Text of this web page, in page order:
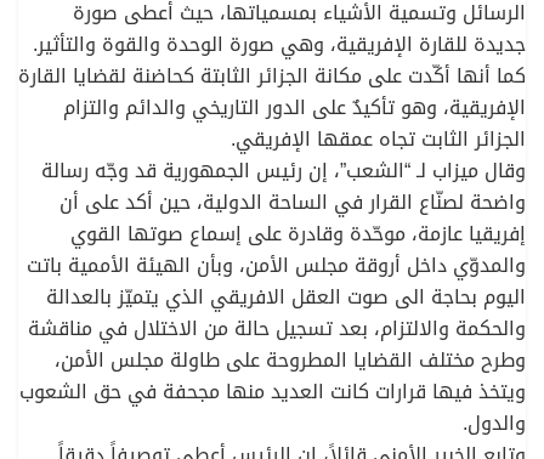
الرسائل وتسمية الأشياء بمسمياتها، حيث أعطى صورة
جديدة للقارة الإفريقية، وهي صورة الوحدة والقوة والتأثير.
كما أنها أكّدت على مكانة الجزائر الثابتة كحاضنة لقضايا القارة
الإفريقية، وهو تأكيدٌ على الدور التاريخي والدائم والتزام
الجزائر الثابت تجاه عمقها الإفريقي.
وقال ميزاب لـ “الشعب”، إن رئيس الجمهورية قد وجّه رسالة
واضحة لصنّاع القرار في الساحة الدولية، حين أكد على أن
إفريقيا عازمة، موحّدة وقادرة على إسماع صوتها القوي
والمدوّي داخل أروقة مجلس الأمن، وبأن الهيئة الأممية باتت
اليوم بحاجة الى صوت العقل الافريقي الذي يتميّز بالعدالة
والحكمة والالتزام، بعد تسجيل حالة من الاختلال في مناقشة
وطرح مختلف القضايا المطروحة على طاولة مجلس الأمن،
ويتخذ فيها قرارات كانت العديد منها مجحفة في حق الشعوب
والدول.